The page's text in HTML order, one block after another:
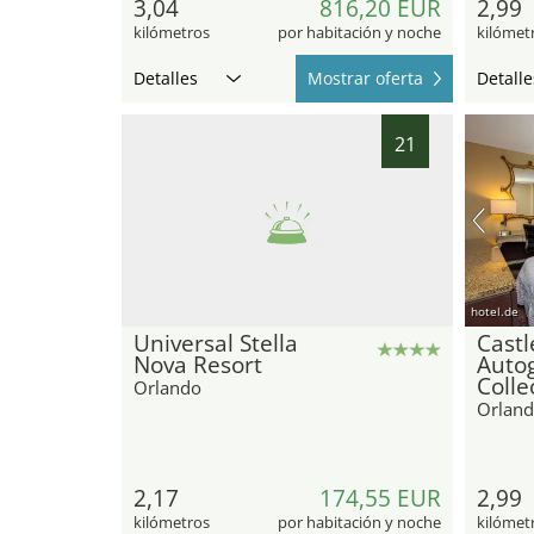
3,04
kilómetros
816,20 EUR
por habitación y noche
Detalles Mostrar oferta
2,99
21
Universal Stella
Nova Resort
Orlando
2,17
kilómetros
174,55 EUR
por habitación y noche
hotel.de
2,99